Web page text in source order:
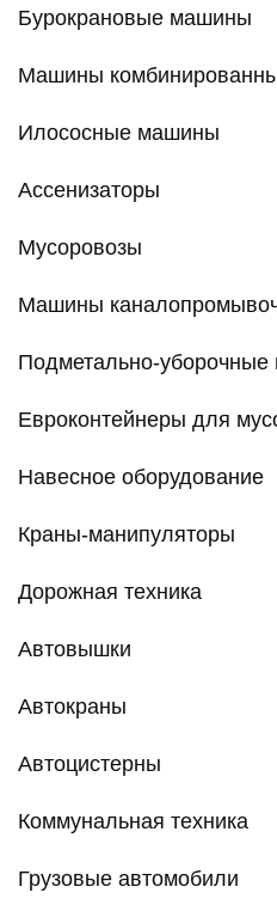
Бурокрановые машины
Машины
Илососные машины
Ассенизаторы
Мусоровозы
Машины
Подметально-
Евроконтейнеры для
Навесное оборудование
Краны-манипуляторы
Дорожная техника
Автовышки
Автокраны
Автоцистерны
Коммунальная техника
Грузовые автомобили